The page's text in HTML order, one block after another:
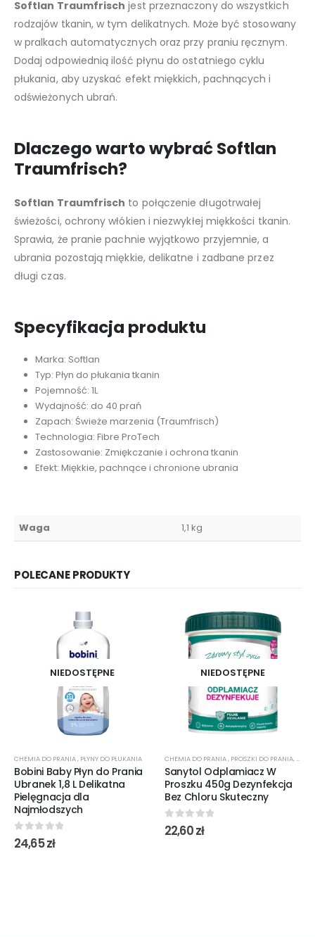
Softlan Traumfrisch jest przeznaczony do wszystkich
rodzajów tkanin, w tym delikatnych. Może być stosowany
w pralkach automatycznych oraz przy praniu ręcznym.
Dodaj odpowiednią ilość płynu do ostatniego cyklu
płukania, aby uzyskać efekt miękkich, pachnących i
odświeżonych ubrań.
Dlaczego warto wybrać Softlan
Traumfrisch?
Softlan Traumfrisch to połączenie długotrwałej
świeżości, ochrony włókien i niezwykłej miękkości tkanin.
Sprawia, że pranie pachnie wyjątkowo przyjemnie, a
ubrania pozostają miękkie, delikatne i zadbane przez
długi czas.
Specyfikacja produktu
Marka: Softlan
Typ: Płyn do płukania tkanin
Pojemność: 1L
Wydajność: do 40 prań
Zapach: Świeże marzenia (Traumfrisch)
Technologia: Fibre ProTech
Zastosowanie: Zmiękczanie i ochrona tkanin
Efekt: Miękkie, pachnące i chronione ubrania
Waga 1,1 kg
POLECANE PRODUKTY
NIEDOSTĘPNE
CHEMIA DO PRANIA, PŁYNY DO PŁUKANIA
Bobini Baby Płyn do Prania
Ubranek 1,8 L Delikatna
Pielęgnacja dla
Najmłodszych
0out of 5
24,65zł
NIEDOSTĘPNE
CHEMIA DO PRANIA, PROSZKI DO PRANIA,ŻELE
Sanytol Odplamiacz W
Proszku 450g Dezynfekcja
Bez Chloru Skuteczny
0out of 5
22,60zł